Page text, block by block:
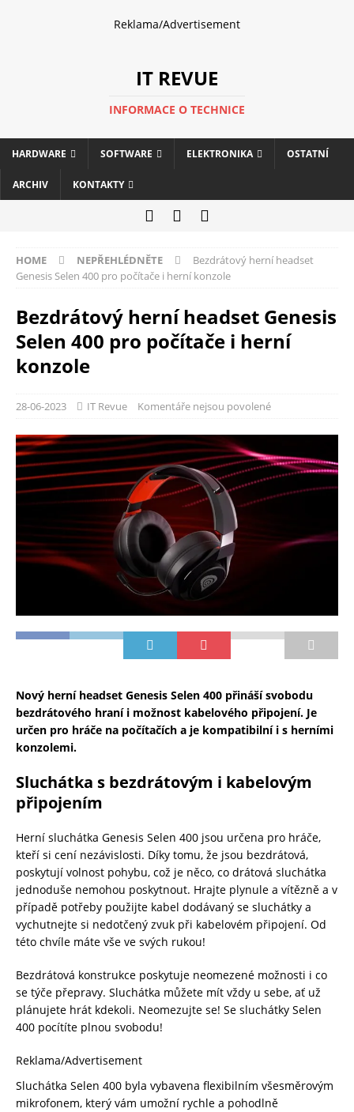
Reklama/Advertisement
IT REVUE
INFORMACE O TECHNICE
HARDWARE SOFTWARE ELEKTRONIKA OSTATNÍ
ARCHIV KONTAKTY
HOME NEPŘEHLÉDNĚTE
Bezdrátový herní headset
Genesis Selen 400 pro počítače i herní konzole
Bezdrátový herní headset Genesis
Selen 400 pro počítače i herní
konzole
28-06-2023 IT Revue Komentáře nejsou povolené
Nový herní headset Genesis Selen 400 přináší svobodu
bezdrátového hraní i možnost kabelového připojení. Je
určen pro hráče na počítačích a je kompatibilní i s herními
konzolemi.
Sluchátka s bezdrátovým i kabelovým
připojením
Herní sluchátka Genesis Selen 400 jsou určena pro hráče,
kteří si cení nezávislosti. Díky tomu, že jsou bezdrátová,
poskytují volnost pohybu, což je něco, co drátová sluchátka
jednoduše nemohou poskytnout. Hrajte plynule a vítězně a v
případě potřeby použijte kabel dodávaný se sluchátky a
vychutnejte si nedotčený zvuk při kabelovém připojení. Od
této chvíle máte vše ve svých rukou!
Bezdrátová konstrukce poskytuje neomezené možnosti i co
se týče přepravy. Sluchátka můžete mít vždy u sebe, ať už
plánujete hrát kdekoli. Neomezujte se! Se sluchátky Selen
400 pocítíte plnou svobodu!
Reklama/Advertisement
Sluchátka Selen 400 byla vybavena flexibilním všesměrovým
mikrofonem, který vám umožní rychle a pohodlně